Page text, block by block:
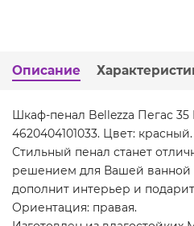
Описание
Шкаф-пенал Bellezza Пегас 35
4620404101033. Цвет: красный.
Стильный пенал станет
решением для Вашей ванной
дополнит интерьер и
Ориентация: правая.